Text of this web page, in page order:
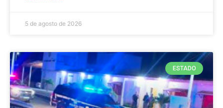
5 de agosto de 2026
ESTADO